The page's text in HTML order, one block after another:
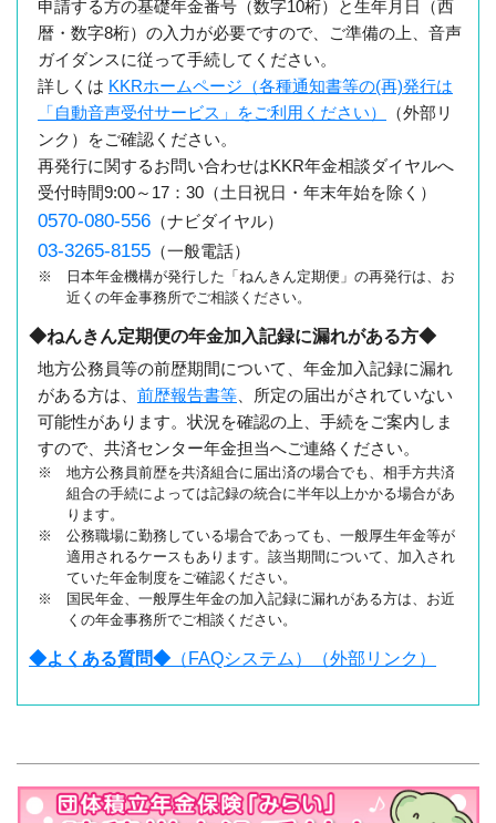
申請する方の基礎年金番号（数字10桁）と生年月日（西
暦・数字8桁）の入力が必要ですので、ご準備の上、音声
ガイダンスに従って手続してください。
詳しくは KKRホームページ（各種通知書等の(再)発行は
「自動音声受付サービス」をご利用ください）
（外部リ
ンク）をご確認ください。
再発行に関するお問い合わせはKKR年金相談ダイヤルへ
受付時間9:00～17：30（土日祝日・年末年始を除く）
0570-080-556 （ナビダイヤル）
03-3265-8155 （一般電話）
※ 日本年金機構が発行した「ねんきん定期便」の再発行は、お
近くの年金事務所でご相談ください。
◆ねんきん定期便の年金加入記録に漏れがある方◆
地方公務員等の前歴期間について、年金加入記録に漏れ
がある方は、 前歴報告書等 、所定の届出がされていない
可能性があります。状況を確認の上、手続をご案内しま
すので、共済センター年金担当へご連絡ください。
※ 地方公務員前歴を共済組合に届出済の場合でも、相手方共済
組合の手続によっては記録の統合に半年以上かかる場合があ
ります。
※ 公務職場に勤務している場合であっても、一般厚生年金等が
適用されるケースもあります。該当期間について、加入され
ていた年金制度をご確認ください。
※ 国民年金、一般厚生年金の加入記録に漏れがある方は、お近
くの年金事務所でご相談ください。
◆よくある質問◆ （FAQシステム）（外部リンク）